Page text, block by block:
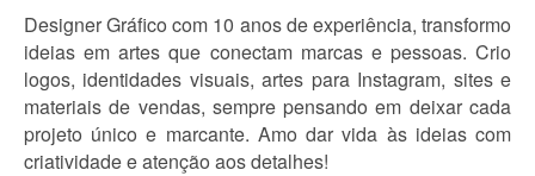
Designer Gráfico com 10 anos de experiência, transformo
ideias em artes que conectam marcas e pessoas. Crio
logos, identidades visuais, artes para Instagram, sites e
materiais de vendas, sempre pensando em deixar cada
projeto único e marcante. Amo dar vida às ideias com
criatividade e atenção aos detalhes!